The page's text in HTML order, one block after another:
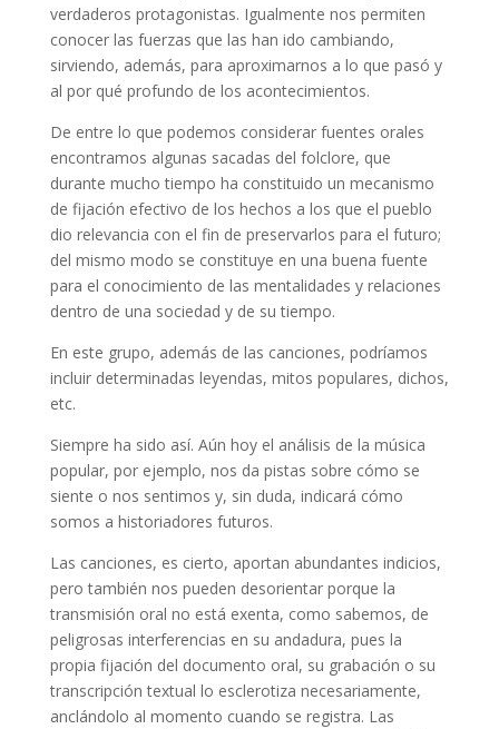
verdaderos protagonistas. Igualmente nos permiten
conocer las fuerzas que las han ido cambiando,
sirviendo, además, para aproximarnos a lo que pasó y
al por qué profundo de los acontecimientos.
De entre lo que podemos considerar fuentes orales
encontramos algunas sacadas del folclore, que
durante mucho tiempo ha constituido un mecanismo
de fijación efectivo de los hechos a los que el pueblo
dio relevancia con el fin de preservarlos para el futuro;
del mismo modo se constituye en una buena fuente
para el conocimiento de las mentalidades y relaciones
dentro de una sociedad y de su tiempo.
En este grupo, además de las canciones, podríamos
incluir determinadas leyendas, mitos populares, dichos,
etc.
Siempre ha sido así. Aún hoy el análisis de la música
popular, por ejemplo, nos da pistas sobre cómo se
siente o nos sentimos y, sin duda, indicará cómo
somos a historiadores futuros.
Las canciones, es cierto, aportan abundantes indicios,
pero también nos pueden desorientar porque la
transmisión oral no está exenta, como sabemos, de
peligrosas interferencias en su andadura, pues la
propia fijación del documento oral, su grabación o su
transcripción textual lo esclerotiza necesariamente,
anclándolo al momento cuando se registra. Las